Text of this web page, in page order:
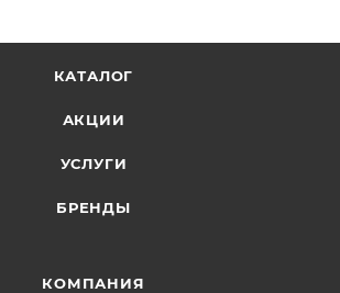
КАТАЛОГ
АКЦИИ
УСЛУГИ
БРЕНДЫ
КОМПАНИЯ